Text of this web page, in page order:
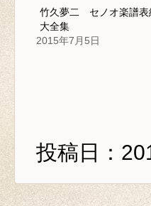
竹久夢二 セノオ楽譜表
大全集
2015年7月5日
投稿日：